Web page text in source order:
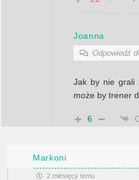
Joanna
Odpowiedź
Jak by nie grali
może by trener
6
Markoni
2 miesięcy temu